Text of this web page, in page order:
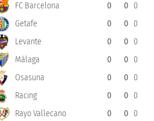
FC Barcelona 0 0 0
Getafe 0 0 0
Levante 0 0 0
Málaga 0 0 0
Osasuna 0 0 0
Racing 0 0 0
Rayo Vallecano 0 0 0